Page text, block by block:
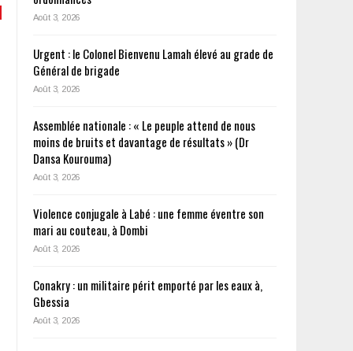
Août 3, 2026
Urgent : le Colonel Bienvenu Lamah élevé au grade de
Général de brigade
Août 3, 2026
Assemblée nationale : « Le peuple attend de nous
moins de bruits et davantage de résultats » (Dr
Dansa Kourouma)
Août 3, 2026
Violence conjugale à Labé : une femme éventre son
mari au couteau, à Dombi
Août 3, 2026
Conakry : un militaire périt emporté par les eaux à,
Gbessia
Août 3, 2026